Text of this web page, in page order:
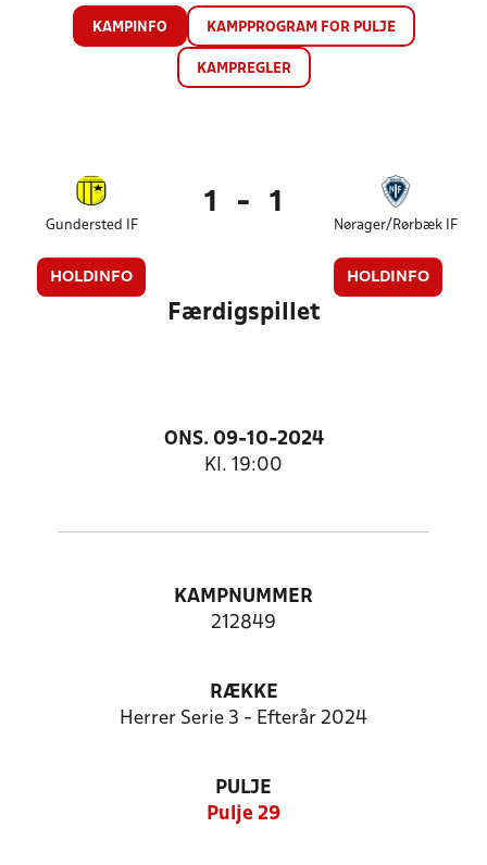
KAMPINFO KAMPPROGRAM FOR PULJE
KAMPREGLER
Gundersted IF
HOLDINFO
1 - 1
Nørager/Rørbæk IF
HOLDINFO
Færdigspillet
ONS. 09-10-2024
Kl. 19:00
KAMPNUMMER
212849
RÆKKE
Herrer Serie 3 - Efterår 2024
PULJE
Pulje 29